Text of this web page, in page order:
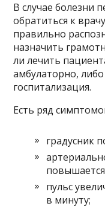
В случае болезни
обратиться к
правильно
назначить
ли лечить
амбулаторно,
госпитализация.
Есть ряд
градусник
пульс
в минуту;